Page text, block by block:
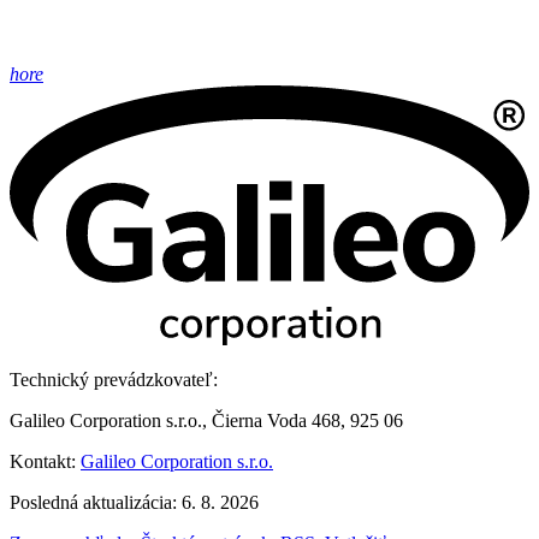
hore
Technický prevádzkovateľ:
Galileo Corporation s.r.o., Čierna Voda 468, 925 06
Kontakt: Galileo Corporation s.r.o.
Posledná aktualizácia: 6. 8. 2026